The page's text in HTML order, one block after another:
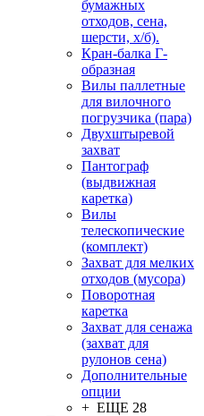
бумажных
отходов, сена,
шерсти, х/б).
Кран-балка Г-
образная
Вилы паллетные
для вилочного
погрузчика (пара)
Двухштыревой
захват
Пантограф
(выдвижная
каретка)
Вилы
телескопические
(комплект)
Захват для мелких
отходов (мусора)
Поворотная
каретка
Захват для сенажа
(захват для
рулонов сена)
Дополнительные
опции
+ ЕЩЕ 28